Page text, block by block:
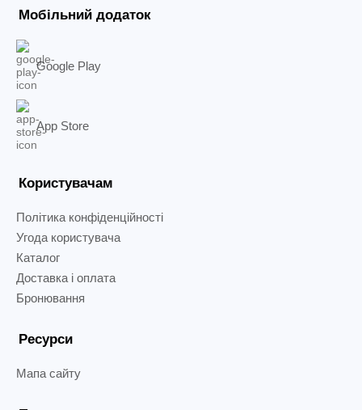
Мобільний додаток
Google Play
App Store
Користувачам
Політика конфіденційності
Угода користувача
Каталог
Доставка і оплата
Бронювання
Ресурси
Мапа сайту